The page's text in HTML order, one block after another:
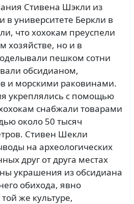
Стивена Шэкли из
в университете Беркли в
что хохокам преуспели
хозяйстве, но и в
пешком сотни
обсидианом,
и морскими раковинами.
укреплялись с помощью
снабжали товарами
около 50 тысяч
Стивен Шекли
на археологических
друг от друга местах
украшения из обсидиана
обихода, явно
же культуре,